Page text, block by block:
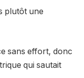
plutôt une
sans effort, donc
qui sautait